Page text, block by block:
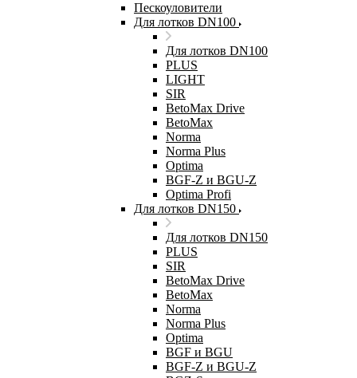
Пескоуловители
Для лотков DN100
Для лотков DN100
PLUS
LIGHT
SIR
BetoMax Drive
BetoMax
Norma
Norma Plus
Optima
BGF-Z и BGU-Z
Optima Profi
Для лотков DN150
Для лотков DN150
PLUS
SIR
BetoMax Drive
BetoMax
Norma
Norma Plus
Optima
BGF и BGU
BGF-Z и BGU-Z